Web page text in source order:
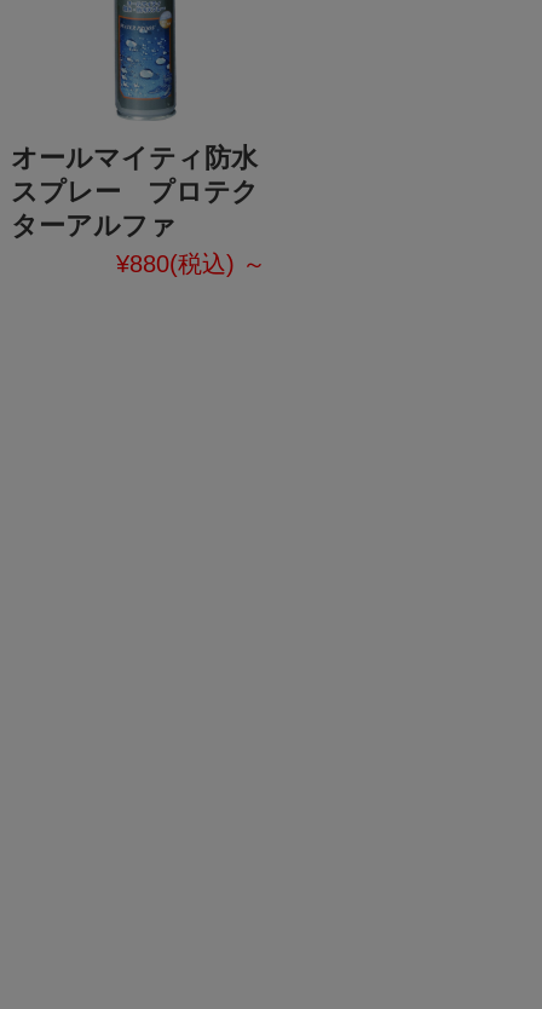
オールマイティ防水
スプレー プロテク
ターアルファ
¥880(税込) ～